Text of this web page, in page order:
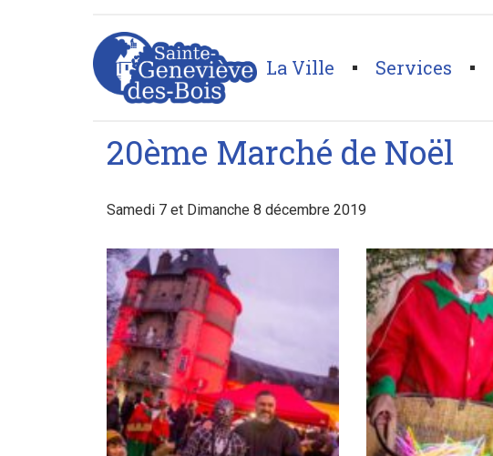
La Ville Services
Page d'accueil>Galeries
20ème Marché de Noël
Samedi 7 et Dimanche 8 décembre 2019